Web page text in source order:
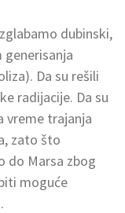
dubinski,
generisanja
Da su rešili
radijacije. Da su
vreme trajanja
zato što
do Marsa zbog
moguće